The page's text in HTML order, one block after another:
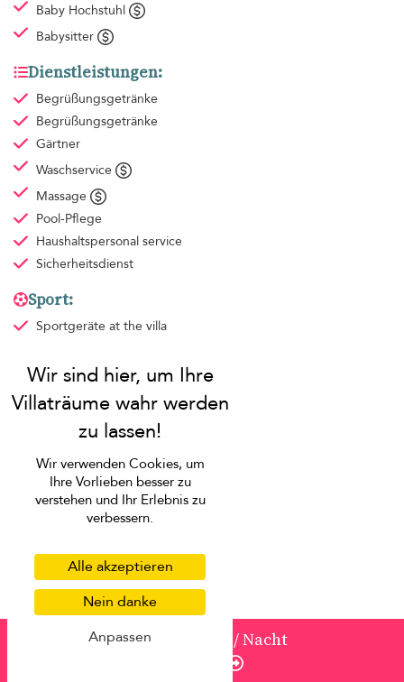
von1.413 USD
/ Nacht
Baby Hochstuhl
Babysitter
Dienstleistungen:
Begrüßungsgetränke
Begrüßungsgetränke
Gärtner
Waschservice
Massage
Pool-Pflege
Haushaltspersonal service
Sicherheitsdienst
Sport:
Sportgeräte at the villa
Unterhaltung:
Satellitenfernsehen
Stereoanlage
Tischtennis
Fernseher
Mehr Informationen:
Personal: 3
Politik der villa
Wir verwenden Cookies, um
Ihre Vorlieben besser zu
verstehen und Ihr Erlebnis zu
verbessern.
Alle akzeptieren
Nein danke
Anpassen